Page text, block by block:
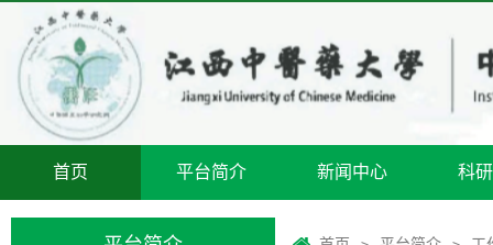
首页 平台简介 新闻中心 科